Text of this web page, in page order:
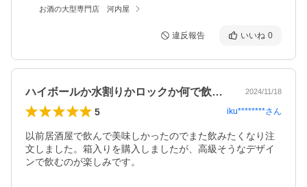
お酒の大型専門店 河内屋
違反報告 いいね 0
ハイボールか水割りかロックか何で飲もうか 2024/11/18
5 iku********さん
以前居酒屋で飲んで美味しかったのでまた飲みたくなり注
文しました。箱入りを購入しましたが、高級そうなデザイ
ンで飲むのが楽しみです。